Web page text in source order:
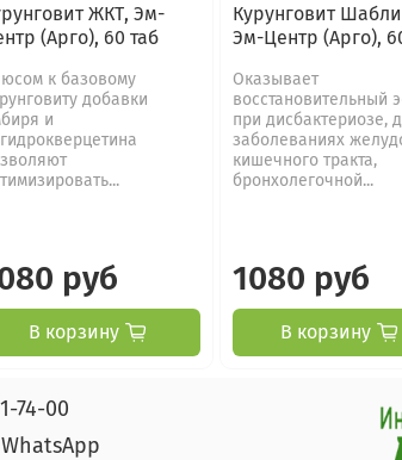
ЖКТ, Эм-
(Арго), 60 таб
к базовому
добавки
и
руб
В корзину
Курунговит
Эм-Центр (Арго),
Оказывает
восстановительный
при дисбактериозе,
заболеваниях
кишечного тракта,
бронхолегочной...
1080 руб
В корзину
74-00